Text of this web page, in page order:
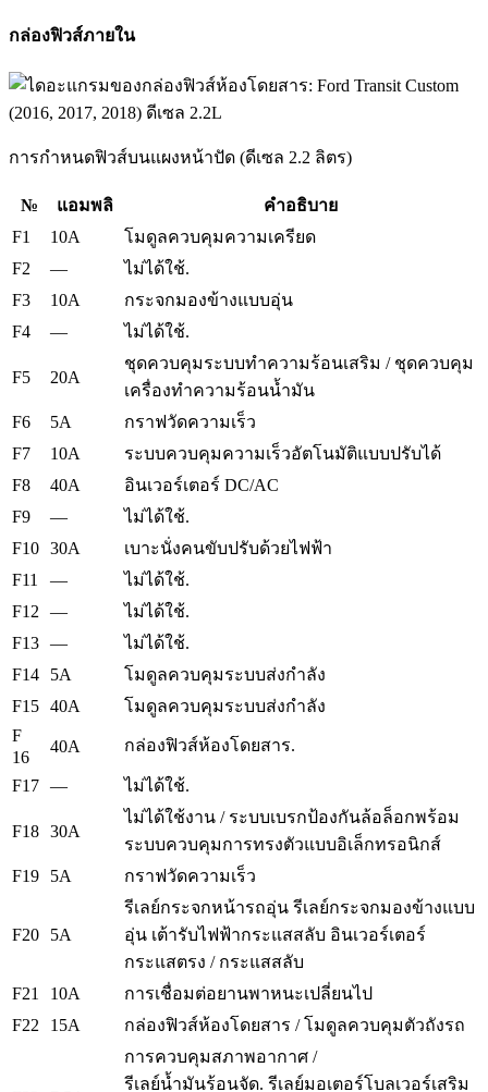
กล่องฟิวส์ภายใน
การกำหนดฟิวส์บนแผงหน้าปัด (ดีเซล 2.2 ลิตร)
№ แอมพลิ
คำอธิบาย
F1
10A
โมดูลควบคุมความเครียด
F2
—
ไม่ได้ใช้.
F3
10A
กระจกมองข้างแบบอุ่น
F4
— ไม่ได้ใช้.
F5 20A
ชุดควบคุมระบบทำความร้อนเสริม / ชุดควบคุม
เครื่องทำความร้อนน้ำมัน
F6
5A
กราฟวัดความเร็ว
F7
10A
ระบบควบคุมความเร็วอัตโนมัติแบบปรับได้
F8
40A
อินเวอร์เตอร์ DC/AC
F9
—
ไม่ได้ใช้.
F10 30A
เบาะนั่งคนขับปรับด้วยไฟฟ้า
F11
—
ไม่ได้ใช้.
F12
—
ไม่ได้ใช้.
F13 —
ไม่ได้ใช้.
F14
5A
โมดูลควบคุมระบบส่งกำลัง
F15 40A
โมดูลควบคุมระบบส่งกำลัง
F
16
40A กล่องฟิวส์ห้องโดยสาร.
F17 — ไม่ได้ใช้.
F18 30A
ไม่ได้ใช้งาน / ระบบเบรกป้องกันล้อล็อกพร้อม
ระบบควบคุมการทรงตัวแบบอิเล็กทรอนิกส์
F19
5A กราฟวัดความเร็ว
F20 5A
รีเลย์กระจกหน้ารถอุ่น รีเลย์กระจกมองข้างแบบ
อุ่น เต้ารับไฟฟ้ากระแสสลับ อินเวอร์เตอร์
กระแสตรง / กระแสสลับ
F21
10A
การเชื่อมต่อยานพาหนะเปลี่ยนไป
F22
15A กล่องฟิวส์ห้องโดยสาร / โมดูลควบคุมตัวถังรถ
การควบคุมสภาพอากาศ /
รีเลย์น้ำมันร้อนจัด. รีเลย์มอเตอร์โบลเวอร์เสริม